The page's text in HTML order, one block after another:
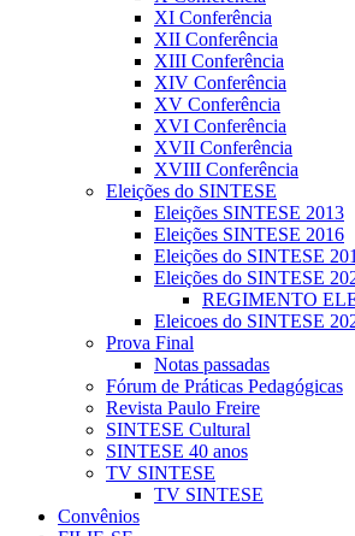
XI Conferência
XII Conferência
XIII Conferência
XIV Conferência
XV Conferência
XVI Conferência
XVII Conferência
XVIII Conferência
Eleições do SINTESE
Eleições SINTESE 2013
Eleições SINTESE 2016
Eleições do SINTESE
Eleições do SINTESE
REGIMENTO
Eleicoes do SINTESE
Prova Final
Notas passadas
Fórum de Práticas Pedagógicas
Revista Paulo Freire
SINTESE Cultural
SINTESE 40 anos
TV SINTESE
TV SINTESE
Convênios